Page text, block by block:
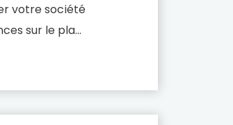
votre société
sur le plan